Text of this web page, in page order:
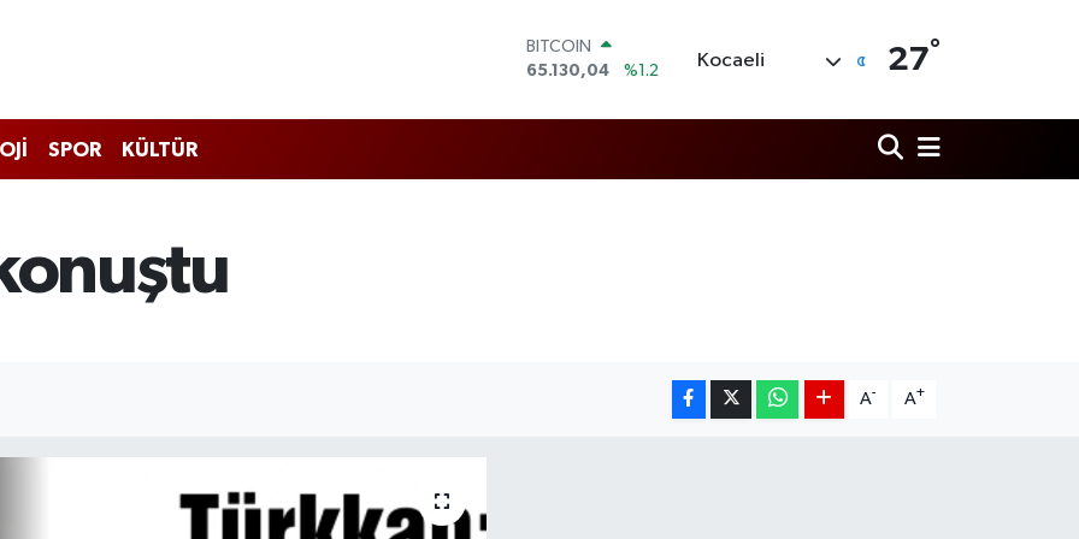
65.130,04
DOLAR
EURO
Kocaeli 27°
SPOR KÜLTÜR
A- A+